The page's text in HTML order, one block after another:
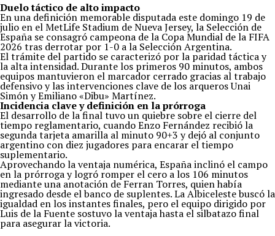
Duelo táctico de alto impacto
En una definición memorable disputada este domingo 19 de
julio en el MetLife Stadium de Nueva Jersey, la Selección de
España se consagró campeona de la Copa Mundial de la FIFA
2026 tras derrotar por 1-0 a la Selección Argentina.
El trámite del partido se caracterizó por la paridad táctica y
la alta intensidad. Durante los primeros 90 minutos, ambos
equipos mantuvieron el marcador cerrado gracias al trabajo
defensivo y las intervenciones clave de los arqueros Unai
Simón y Emiliano «Dibu» Martínez.
Incidencia clave y definición en la prórroga
El desarrollo de la final tuvo un quiebre sobre el cierre del
tiempo reglamentario, cuando Enzo Fernández recibió la
segunda tarjeta amarilla al minuto 90+3 y dejó al conjunto
argentino con diez jugadores para encarar el tiempo
suplementario.
Aprovechando la ventaja numérica, España inclinó el campo
en la prórroga y logró romper el cero a los 106 minutos
mediante una anotación de Ferran Torres, quien había
ingresado desde el banco de suplentes. La Albiceleste buscó la
igualdad en los instantes finales, pero el equipo dirigido por
Luis de la Fuente sostuvo la ventaja hasta el silbatazo final
para asegurar la victoria.